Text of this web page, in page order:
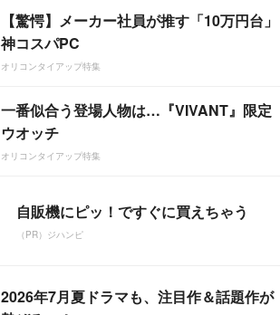
【驚愕】メーカー社員が推す「10万円台」
神コスパPC
オリコンタイアップ特集
一番似合う登場人物は…『VIVANT』限定
ウオッチ
オリコンタイアップ特集
自販機にピッ！ですぐに買えちゃう
（PR）ジハンピ
2026年7月夏ドラマも、注目作＆話題作が